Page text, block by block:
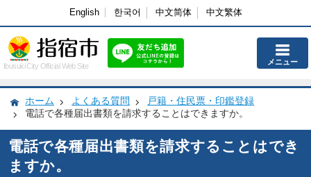
English 한국어 中文简体 中文繁体
Ibusuki City Official Web Site メニュー
ホーム よくある質問
戸籍・住民票・印鑑登録
電話で各種届出書類を請求することはできますか。
電話で各種届出書類を請求することはでき
ますか。